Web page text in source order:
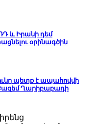
և Իրանի դեմ
օրինագծին
պետք է ապահովվի
Ղարիբաբադի